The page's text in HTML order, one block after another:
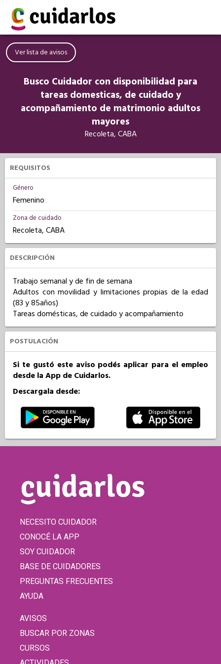
Ver lista de avisos
Busco Cuidador con disponibilidad para
tareas domesticas, de cuidado y
acompañamiento de matrimonio adultos
mayores
Recoleta, CABA
REQUISITOS
Género
Femenino
Zona de cuidado
Recoleta, CABA
DESCRIPCIÓN
Trabajo semanal y de fin de semana
Adultos con movilidad y limitaciones propias de la edad
(83 y 85años)
Tareas domésticas, de cuidado y acompañamiento
POSTULACIÓN
Si te gustó este aviso podés aplicar para el empleo
desde la App de Cuidarlos.
Descargala desde:
NECESITO CUIDADOR
CONOCÉ LA APP
SOY CUIDADOR
BASE DE CUIDADORES
PREGUNTAS FRECUENTES
AYUDA
AVISOS
BUSCAR POR ZONAS
CURSOS